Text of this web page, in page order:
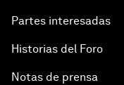
Partes interesadas
Historias del Foro
Notas de prensa